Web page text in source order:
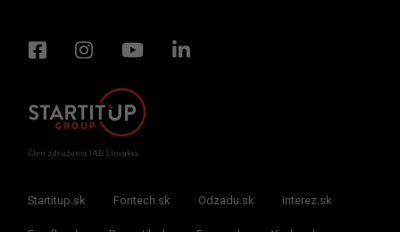
Člen združenia IAB Slovakia
Startitup.sk Fontech.sk Odzadu.sk interez.sk